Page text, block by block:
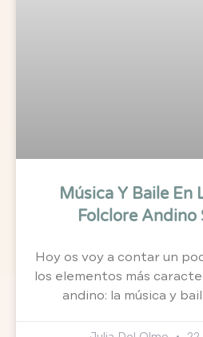
Música Y Baile En
Folclore Andino
Hoy os voy a contar un
los elementos más
andino: la música y